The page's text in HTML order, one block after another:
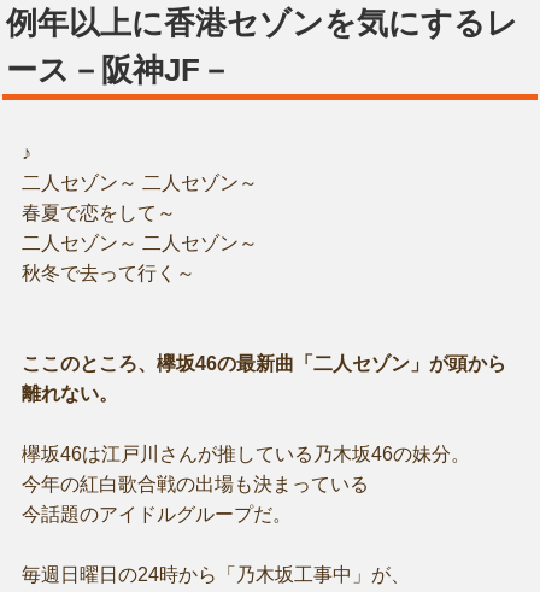
例年以上に香港セゾンを気にするレ
ース－阪神JF－
♪
二人セゾン～ 二人セゾン～
春夏で恋をして～
二人セゾン～ 二人セゾン～
秋冬で去って行く～
ここのところ、欅坂46の最新曲「二人セゾン」が頭から
離れない。
欅坂46は江戸川さんが推している乃木坂46の妹分。
今年の紅白歌合戦の出場も決まっている
今話題のアイドルグループだ。
毎週日曜日の24時から「乃木坂工事中」が、